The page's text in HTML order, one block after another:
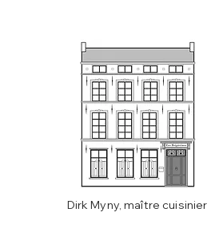
Dirk Myny, maître cuisinier